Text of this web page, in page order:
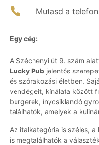
Mutasd a
Egy cég:
A Széchenyi út 9. szám
Lucky Pub jelentős
és szórakozási életben.
vendégeit, kínálata között
burgerek, ínycsiklandó
találhatók, amelyek a
Az italkategória is széles,
is megtalálhatók a